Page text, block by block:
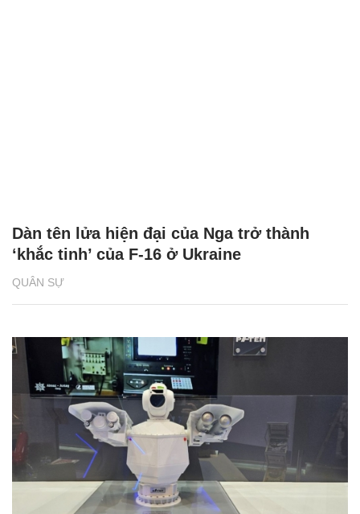
QUÂN SỰ
Dàn tên lửa hiện đại của Nga trở thành
‘khắc tinh’ của F-16 ở Ukraine